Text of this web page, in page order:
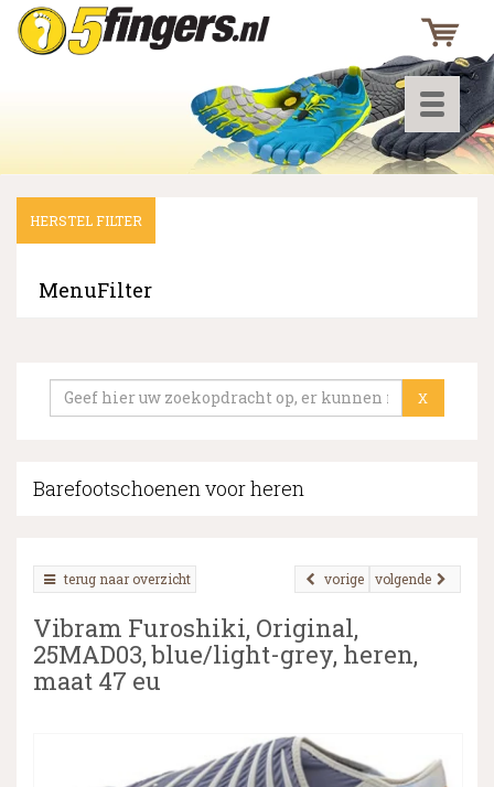
Toggle
▼
▼
HERSTEL FILTER
MenuFilter
X
Barefootschoenen voor heren
terug naar overzicht volgende
vorige
Vibram Furoshiki, Original,
25MAD03, blue/light-grey, heren,
maat 47 eu